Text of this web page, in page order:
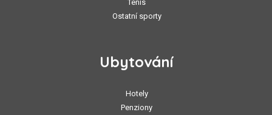
Tenis
Ostatní sporty
Ubytování
Hotely
Penziony